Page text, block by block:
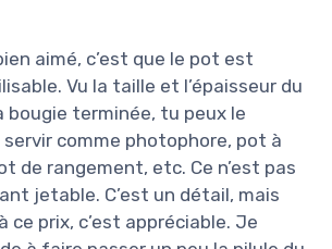
aimé, c’est que le pot est
Vu la taille et l’épaisseur du
bougie terminée, tu peux le
comme photophore, pot à
de rangement, etc. Ce n’est pas
jetable. C’est un détail, mais
ce prix, c’est appréciable. Je